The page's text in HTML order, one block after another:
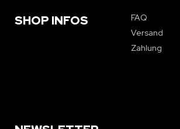
SHOP INFOS
FAQ
Versand
Zahlung